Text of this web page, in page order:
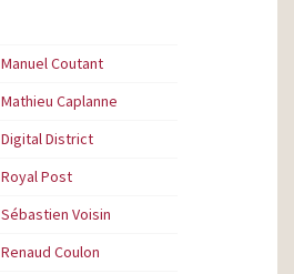
Manuel Coutant
Mathieu Caplanne
Digital District
Royal Post
Sébastien Voisin
Renaud Coulon